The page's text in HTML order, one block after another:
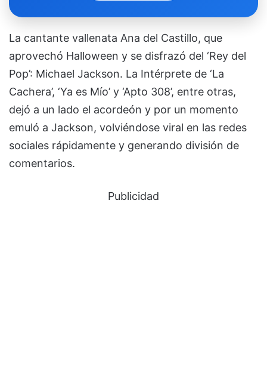
La cantante vallenata Ana del Castillo, que
aprovechó Halloween y se disfrazó del ‘Rey del
Pop’: Michael Jackson. La Intérprete de ‘La
Cachera’, ‘Ya es Mío’ y ‘Apto 308’, entre otras,
dejó a un lado el acordeón y por un momento
emuló a Jackson, volviéndose viral en las redes
sociales rápidamente y generando división de
comentarios.
Publicidad